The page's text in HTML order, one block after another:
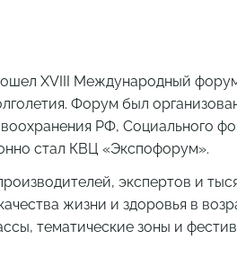
XVIII Международный
Форум был
РФ, Социального
стал КВЦ «Экспофорум».
экспертов и
жизни и здоровья в
тематические зоны и